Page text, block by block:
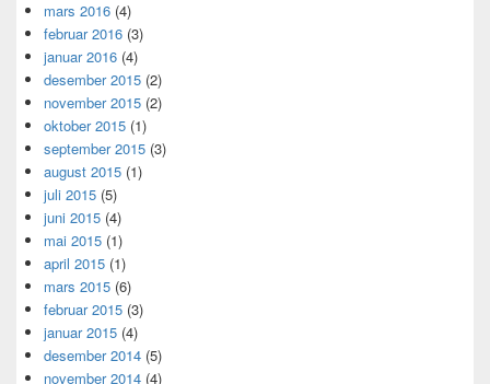
mars 2016 (4)
februar 2016 (3)
januar 2016 (4)
desember 2015 (2)
november 2015 (2)
oktober 2015 (1)
september 2015 (3)
august 2015 (1)
juli 2015 (5)
juni 2015 (4)
mai 2015 (1)
april 2015 (1)
mars 2015 (6)
februar 2015 (3)
januar 2015 (4)
desember 2014 (5)
november 2014 (4)